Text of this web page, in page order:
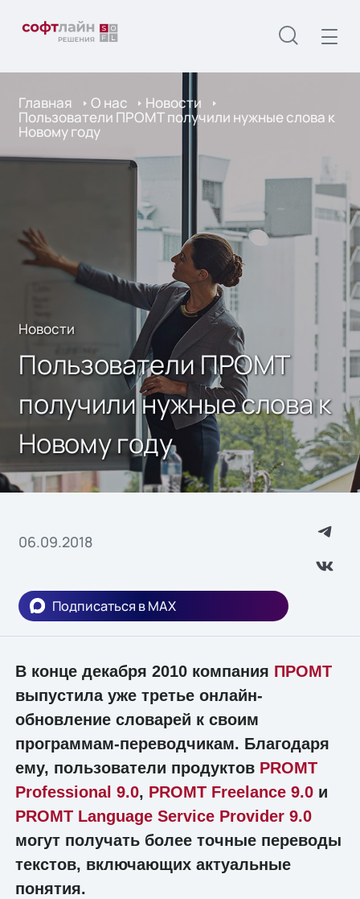
Главная О нас Новости
Пользователи ПРОМТ получили нужные слова к
Новому году
Новости
Пользователи ПРОМТ
получили нужные слова к
Новому году
06.09.2018
Подписаться в MAX
В конце декабря 2010 компания ПРОМТ
выпустила уже третье онлайн-
обновление словарей к своим
программам-переводчикам. Благодаря
ему, пользователи продуктов PROMT
Professional 9.0, PROMT Freelance 9.0и
PROMT Language Service Provider 9.0
могут получать более точные переводы
текстов, включающих актуальные
понятия.